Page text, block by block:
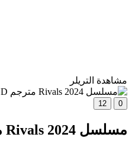
مشاهدة التريلر
0
12
مسلسل Rivals 2024 مترجم HD